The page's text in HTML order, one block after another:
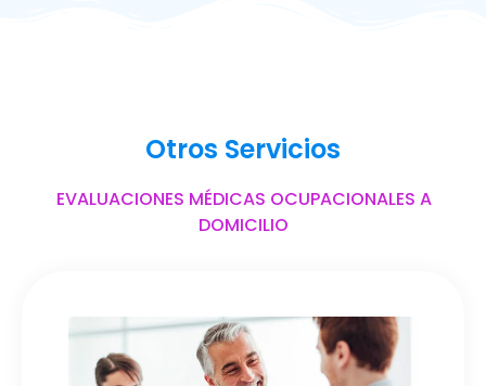
Otros Servicios
EVALUACIONES MÉDICAS OCUPACIONALES A
DOMICILIO